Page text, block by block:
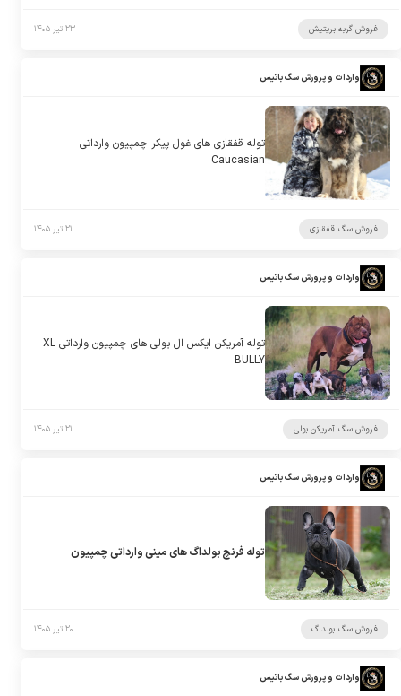
فروش گربه بریتیش ۲۳ تیر ۱۴۰۵
واردات و پرورش سگ باتیس
توله قفقازی های غول پیکر چمپیون وارداتی
Caucasian
فروش سگ قفقازی ۲۱ تیر ۱۴۰۵
واردات و پرورش سگ باتیس
توله آمریکن ایکس ال بولی های چمپیون وارداتی XL
BULLY
فروش سگ آمریکن بولی ۲۱ تیر ۱۴۰۵
واردات و پرورش سگ باتیس
توله فرنچ بولداگ های مینی وارداتی چمپیون
فروش سگ بولداگ ۲۰ تیر ۱۴۰۵
واردات و پرورش سگ باتیس